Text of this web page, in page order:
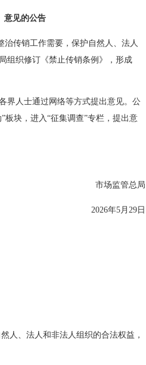
意见的公告
治传销工作需要，保护自然人、法人
组织修订《禁止传销条例》，形成
界人士通过网络等方式提出意见。公
板块，进入“征集调查”专栏，提出意
市场监管总局
2026年5月29日
人、法人和非法人组织的合法权益，